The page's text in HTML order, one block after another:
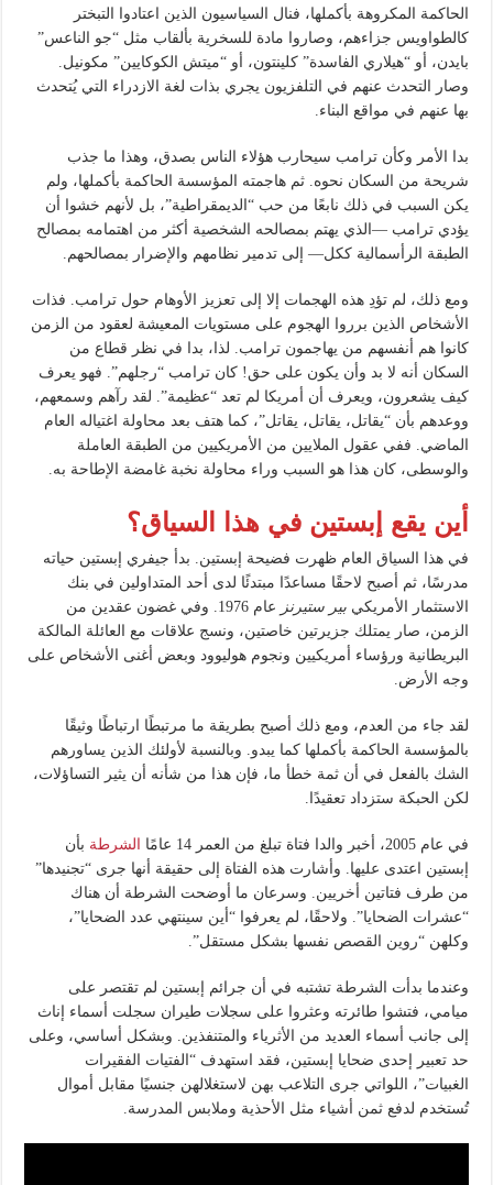
الحاكمة المكروهة بأكملها، فنال السياسيون الذين اعتادوا التبختر
كالطواويس جزاءهم، وصاروا مادة للسخرية بألقاب مثل “جو الناعس”
بايدن، أو “هيلاري الفاسدة” كلينتون، أو “ميتش الكوكايين” مكونيل.
وصار التحدث عنهم في التلفزيون يجري بذات لغة الازدراء التي يُتحدث
بها عنهم في مواقع البناء.
بدا الأمر وكأن ترامب سيحارب هؤلاء الناس بصدق، وهذا ما جذب
شريحة من السكان نحوه. ثم هاجمته المؤسسة الحاكمة بأكملها، ولم
يكن السبب في ذلك نابعًا من حب “الديمقراطية”، بل لأنهم خشوا أن
يؤدي ترامب —الذي يهتم بمصالحه الشخصية أكثر من اهتمامه بمصالح
الطبقة الرأسمالية ككل— إلى تدمير نظامهم والإضرار بمصالحهم.
ومع ذلك، لم تؤدِ هذه الهجمات إلا إلى تعزيز الأوهام حول ترامب. فذات
الأشخاص الذين برروا الهجوم على مستويات المعيشة لعقود من الزمن
كانوا هم أنفسهم من يهاجمون ترامب. لذا، بدا في نظر قطاع من
السكان أنه لا بد وأن يكون على حق! كان ترامب “رجلهم”. فهو يعرف
كيف يشعرون، ويعرف أن أمريكا لم تعد “عظيمة”. لقد رآهم وسمعهم،
ووعدهم بأن “يقاتل، يقاتل، يقاتل”، كما هتف بعد محاولة اغتياله العام
الماضي. ففي عقول الملايين من الأمريكيين من الطبقة العاملة
والوسطى، كان هذا هو السبب وراء محاولة نخبة غامضة الإطاحة به.
أين يقع إبستين في هذا السياق؟
في هذا السياق العام ظهرت فضيحة إبستين. بدأ جيفري إبستين حياته
مدرسًا، ثم أصبح لاحقًا مساعدًا مبتدئًا لدى أحد المتداولين في بنك
الاستثمار الأمريكيبير ستيرنز
عام 1976. وفي غضون عقدين من
الزمن، صار يمتلك جزيرتين خاصتين، ونسج علاقات مع العائلة المالكة
البريطانية ورؤساء أمريكيين ونجوم هوليوود وبعض أغنى الأشخاص على
وجه الأرض.
لقد جاء من العدم، ومع ذلك أصبح بطريقة ما مرتبطًا ارتباطًا وثيقًا
بالمؤسسة الحاكمة بأكملها كما يبدو. وبالنسبة لأولئك الذين يساورهم
الشك بالفعل في أن ثمة خطأ ما، فإن هذا من شأنه أن يثير التساؤلات،
لكن الحبكة ستزداد تعقيدًا.
في عام 2005، أخبر والدا فتاة تبلغ من العمر 14 عامًا الشرطة بأن
إبستين اعتدى عليها. وأشارت هذه الفتاة إلى حقيقة أنها جرى “تجنيدها”
من طرف فتاتين أخريين. وسرعان ما أوضحت الشرطة أن هناك
“عشرات الضحايا”. ولاحقًا، لم يعرفوا “أين سينتهي عدد الضحايا”،
وكلهن “روين القصص نفسها بشكل مستقل”.
وعندما بدأت الشرطة تشتبه في أن جرائم إبستين لم تقتصر على
ميامي، فتشوا طائرته وعثروا على سجلات طيران سجلت أسماء إناث
إلى جانب أسماء العديد من الأثرياء والمتنفذين. وبشكل أساسي، وعلى
حد تعبير إحدى ضحايا إبستين، فقد استهدف “الفتيات الفقيرات
الغبيات”، اللواتي جرى التلاعب بهن لاستغلالهن جنسيًا مقابل أموال
تُستخدم لدفع ثمن أشياء مثل الأحذية وملابس المدرسة.